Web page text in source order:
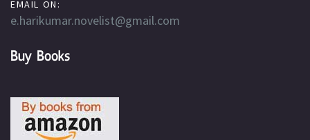
EMAIL ON:
e.harikumar.novelist@gmail.com
Buy Books